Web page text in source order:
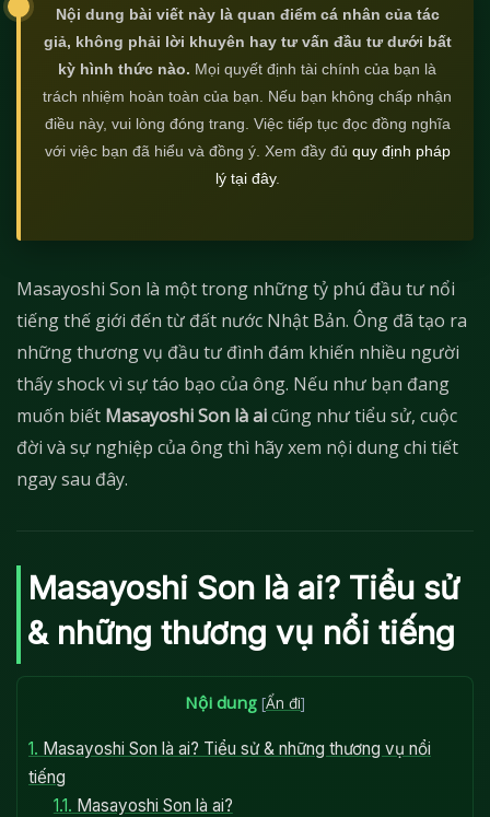
Nội dung bài viết này là quan điểm cá nhân của tác
giả, không phải lời khuyên hay tư vấn đầu tư dưới bất
kỳ hình thức nào. Mọi quyết định tài chính của bạn là
trách nhiệm hoàn toàn của bạn. Nếu bạn không chấp nhận
điều này, vui lòng đóng trang. Việc tiếp tục đọc đồng nghĩa
với việc bạn đã hiểu và đồng ý. Xem đầy đủ quy định pháp
lý tại đây.
Masayoshi Son là một trong những tỷ phú đầu tư nổi
tiếng thế giới đến từ đất nước Nhật Bản. Ông đã tạo ra
những thương vụ đầu tư đình đám khiến nhiều người
thấy shock vì sự táo bạo của ông. Nếu như bạn đang
muốn biết Masayoshi Son là aicũng như tiểu sử, cuộc
đời và sự nghiệp của ông thì hãy xem nội dung chi tiết
ngay sau đây.
Masayoshi Son là ai? Tiểu sử
& những thương vụ nổi tiếng
Nội dung [Ẩn đi]
1. Masayoshi Son là ai? Tiểu sử & những thương vụ nổi
tiếng
1.1. Masayoshi Son là ai?